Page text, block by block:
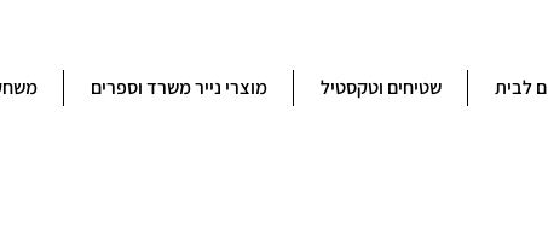
לבית שטיחים וטקסטיל מוצרי נייר משרד וספרים